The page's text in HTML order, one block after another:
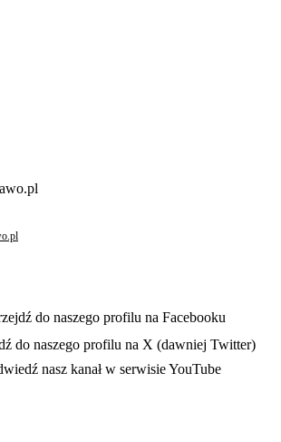
- otwiera się w nowej karcie
do naszego profilu na Facebooku
nowej karcie
do naszego profilu na X (dawniej Twitter)
- otwiera się w nowej karcie
nasz kanał w serwisie YouTube